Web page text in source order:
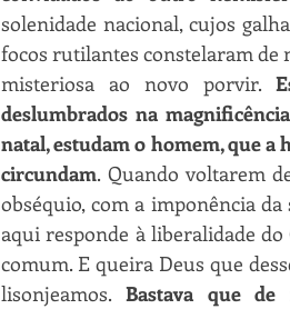
solenidade nacional, cujos
focos rutilantes constelaram de
misteriosa ao novo porvir.
deslumbrados na
natal, estudam o homem, que a
circundam. Quando voltarem
obséquio, com a imponência
aqui responde à liberalidade
comum. E queira Deus que
lisonjeamos. Bastava que